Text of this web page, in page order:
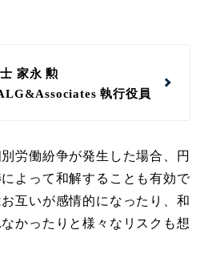
家永 勲
執行役員
労働紛争が発生した場合、円
よって和解することも有効で
互いが感情的になったり、和
かったりと様々なリスクも想